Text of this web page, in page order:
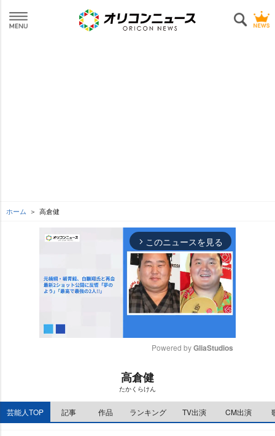
ホーム 高倉健
arrow_forward_ios このニュースを見る
e
Powered by GliaStudios
高倉健
たかくらけん
芸能人TOP 記事 作品 ランキング TV出演 CM出演